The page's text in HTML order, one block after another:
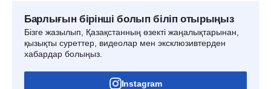
Барлығын бірінші болып біліп отырыңыз
Бізге жазылып, Қазақстанның өзекті жаңалықтарынан,
қызықты суреттер, видеолар мен эксклюзивтерден
хабардар болыңыз.
Instagram